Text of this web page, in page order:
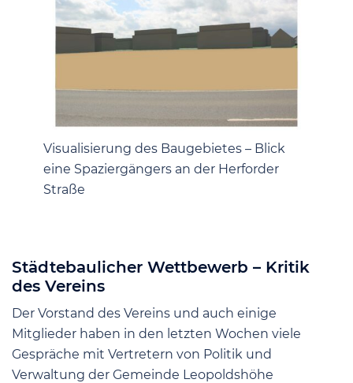
Visualisierung des Baugebietes – Blick
eine Spaziergängers an der Herforder
Straße
Städtebaulicher Wettbewerb – Kritik
des Vereins
Der Vorstand des Vereins und auch einige
Mitglieder haben in den letzten Wochen viele
Gespräche mit Vertretern von Politik und
Verwaltung der Gemeinde Leopoldshöhe